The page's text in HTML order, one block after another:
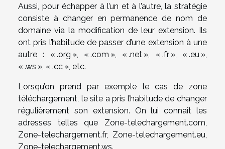
Aussi, pour échapper à l’un et à l’autre, la stratégie
consiste à changer en permanence de nom de
domaine via la modification de leur extension. Ils
ont pris l’habitude de passer d’une extension à une
autre : « .org », « .com », « .net », « .fr », « .eu »,
« .ws », « .cc », etc.
Lorsqu’on prend par exemple le cas de zone
téléchargement, le site a pris l’habitude de changer
régulièrement son extension. On lui connaît les
adresses telles que Zone-telechargement.com,
Zone-telechargement.fr, Zone-telechargement.eu,
Zone-telechargement.ws.